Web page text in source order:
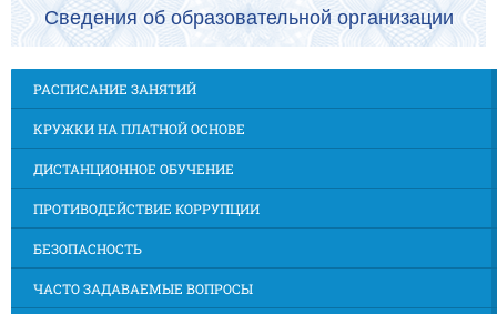
Сведения об образовательной организации
РАСПИСАНИЕ ЗАНЯТИЙ
КРУЖКИ НА ПЛАТНОЙ ОСНОВЕ
ДИСТАНЦИОННОЕ ОБУЧЕНИЕ
ПРОТИВОДЕЙСТВИЕ КОРРУПЦИИ
БЕЗОПАСНОСТЬ
ЧАСТО ЗАДАВАЕМЫЕ ВОПРОСЫ